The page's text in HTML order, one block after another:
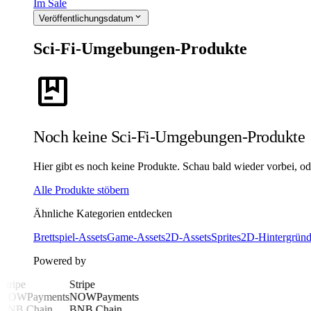
Im Sale
Veröffentlichungsdatum expand_more
Sci-Fi-Umgebungen-Produkte
package
Noch keine Sci-Fi-Umgebungen-Produkte
Hier gibt es noch keine Produkte. Schau bald wieder vorbei,
Alle Produkte stöbern
Ähnliche Kategorien entdecken
Brettspiel-AssetsGame-Assets2D-AssetsSprites2D-
Powered by
Stripe
NOWPayments
Stripe
NOWPayments